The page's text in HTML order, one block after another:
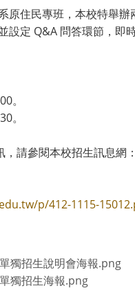
原住民專班，本校特舉
設定 Q&A 問答環節，即
。
。
請參閱本校招生訊息網：
p/412-1115-
獨招生說明會海報.png
獨招生海報.png